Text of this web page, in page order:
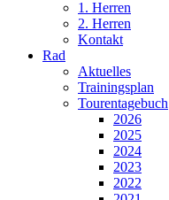
1. Herren
2. Herren
Kontakt
Rad
Aktuelles
Trainingsplan
Tourentagebuch
2026
2025
2024
2023
2022